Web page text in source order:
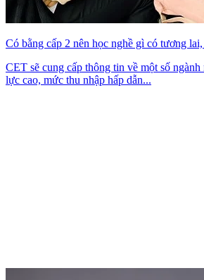
Có bằng cấp 2 nên học nghề gì có tương
CET sẽ cung cấp thông tin về một số ngành
lực cao, mức thu nhập hấp dẫn...